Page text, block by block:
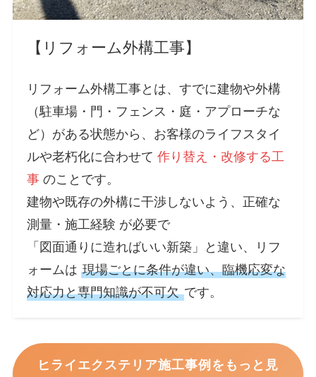
【リフォーム外構工事】
リフォーム外構工事とは、すでに建物や外構
（駐車場・門・フェンス・庭・アプローチな
ど）がある状態から、お客様のライフスタイ
ルや老朽化に合わせて 作り替え・改修する工
事 のことです。
建物や既存の外構に干渉しないよう、 正確な
測量・施工経験 が必要で
「図面通りに造ればいい新築」と違い、リフ
ォームは 現場ごとに条件が違い、臨機応変な
対応力と専門知識が不可欠 です。
ヒライエクステリア施工事例をもっと見